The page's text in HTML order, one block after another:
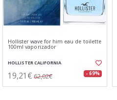
Hollister wave for him eau de toilette
100ml vaporizador
HOLLISTER CALIFORNIA
19,21€ 62,02€ - 69%